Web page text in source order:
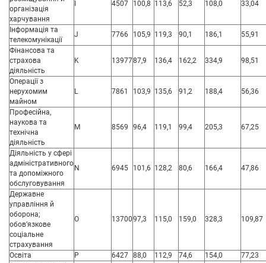
організація
харчування
I 4507 100,8 113,6 52,3 108,0 33,04
Інформація та
телекомунікації
J 7766 105,9 119,3 90,1 186,1
55,91
Фінансова та
страхова
діяльність
K 1397787,9 136,4 162,2 334,9 98,51
Операції з
нерухомим
майном
L 7861 103,9 135,6 91,2 188,4 56,36
Професійна,
наукова та
технічна
діяльність
M 8569 96,4 119,1 99,4 205,3 67,25
Діяльність у сфері
адміністративного
та допоміжного
обслуговування
N 6945 101,6 128,2 80,6 166,4 47,86
Державне
управління й
оборона;
обов’язкове
соціальне
страхування
O 1370097,3 115,0 159,0 328,3 109,87
Освіта P 6427 88,0 112,9 74,6 154,0
77,23